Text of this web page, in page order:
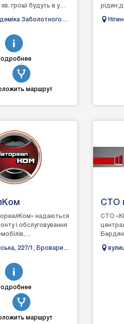
хв. гроші будуть в у
Заболотного
маршрут
надаються
і обслуговування
227/1, Бровари,
маршрут
СТО
СТО
склад